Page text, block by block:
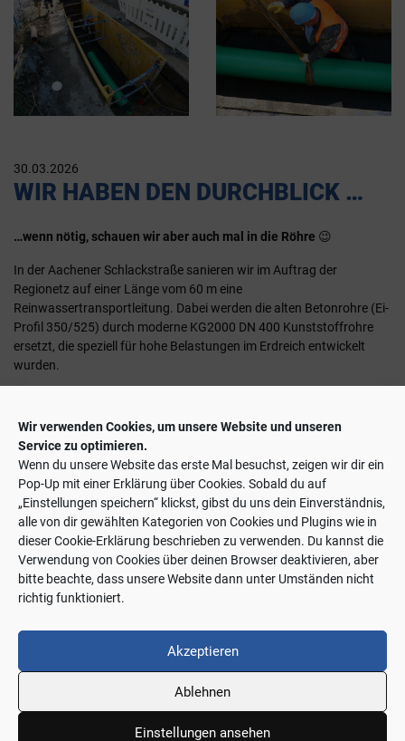
Wir verwenden Cookies, um unsere Website und unseren
Service zu optimieren.
Wenn du unsere Website das erste Mal besuchst, zeigen wir dir ein
Pop-Up mit einer Erklärung über Cookies. Sobald du auf
„Einstellungen speichern“ klickst, gibst du uns dein Einverständnis,
alle von dir gewählten Kategorien von Cookies und Plugins wie in
dieser Cookie-Erklärung beschrieben zu verwenden. Du kannst die
Verwendung von Cookies über deinen Browser deaktivieren, aber
bitte beachte, dass unsere Website dann unter Umständen nicht
richtig funktioniert.
Akzeptieren
Ablehnen
Einstellungen ansehen
30.03.2026
WIR HABEN DEN DURCHBLICK …
…wenn nötig, schauen wir aber auch mal in die Röhre 😉
In der Aachener Schlackstraße sanieren wir im Auftrag der
Regionetz auf einer Länge vom 60 m eine
Reinwassertransportleitung. Dabei werden die alten Betonrohre (Ei-
Profil 350/525) durch moderne KG2000 DN 400 Kunststoffrohre
ersetzt, die speziell für hohe Belastungen im Erdreich entwickelt
wurden.
„Güteschutz Kanalbau (RAL-GZ 961)“, welches die
Qualitätssicherung bei der Herstellung und Instandhaltung von
Wasserleitungen und -kanälen garantiert. Das RAL-Gütezeichen
steht für Umweltverträglichkeit und den Schutz vor unsachgemäßer
Arbeit.
AKTUELLES